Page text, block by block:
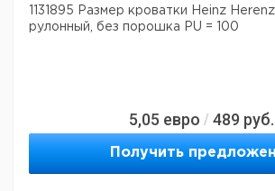
1131895 Размер кроватки Heinz
рулонный, без порошка PU = 100
5,05 евро / 489 руб.
Получить